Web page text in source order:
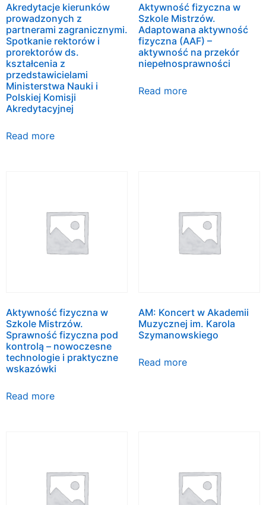
Akredytacje kierunków
prowadzonych z
partnerami zagranicznymi.
Spotkanie rektorów i
prorektorów ds.
kształcenia z
przedstawicielami
Ministerstwa Nauki i
Polskiej Komisji
Akredytacyjnej
Read more
Aktywność fizyczna w
Szkole Mistrzów.
Adaptowana aktywność
fizyczna (AAF) –
aktywność na przekór
niepełnosprawności
Read more
Aktywność fizyczna w
Szkole Mistrzów.
Sprawność fizyczna pod
kontrolą – nowoczesne
technologie i praktyczne
wskazówki
Read more
AM: Koncert w Akademii
Muzycznej im. Karola
Szymanowskiego
Read more